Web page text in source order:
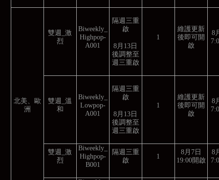
北美、歐
洲
雙週_激
烈
Biweekly_
Highpop-
A001
隔週三重
啟
8月13日
後調整至
週三重啟
1
維護更新
後即可開
啟
8
雙週_溫
和
Biweekly_
Lowpop-
A001
隔週三重
啟
8月13日
後調整至
週三重啟
1
維護更新
後即可開
啟
8
雙週_激
烈
Biweekly_
Highpop-
B001
隔週三重
啟
1
8月7日
19:00開啟
8